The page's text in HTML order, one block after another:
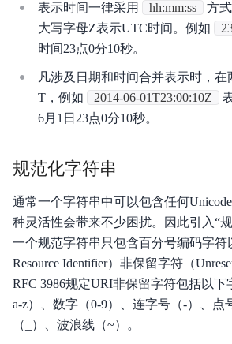
表示时间一律采用 hh:mm:ss
方
大写字母Z表示UTC时间。例如
时间23点0分10秒。
凡涉及日期和时间合并表示时，
T，例如
2014-06-01T23:00:10Z
6月1日23点0分10秒。
规范化字符串
通常一个字符串中可以包含任何
种灵活性会带来不少困扰。因此引入“
一个规范字符串只包含百分号编码字符
Resource Identifier）非保留字符（
RFC 3986规定URI非保留字符包括以下
a-z）、数字（0-9）、连字号（-）、点
（_）、波浪线（~）。